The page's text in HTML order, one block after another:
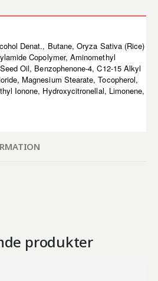
Denat., Butane, Oryza Sativa (Rice)
Copolymer, Aminomethyl
Oil, Benzophenone-4, C12-15 Alkyl
Magnesium Stearate, Tocopherol,
Ionone, Hydroxycitronellal, Limonene,
produkter